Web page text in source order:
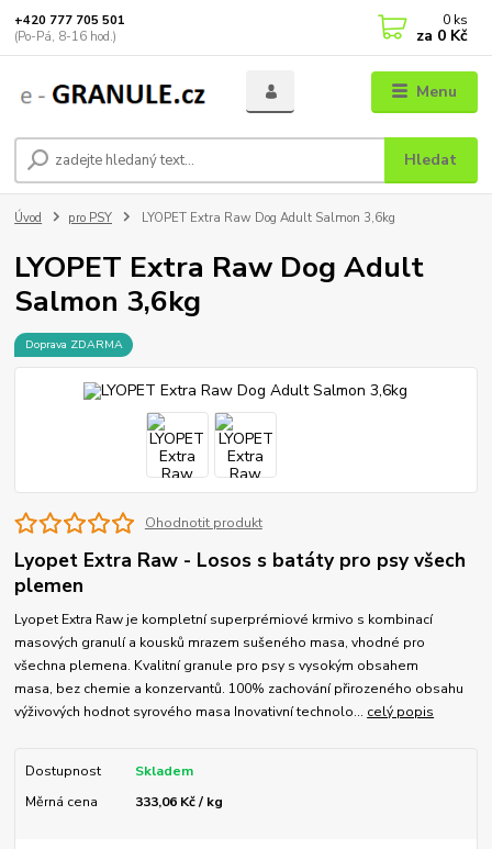
Menu
Hledat
+420 777 705 501
(Po-Pá, 8-16 hod.)
0 ks
za 0 Kč
Úvod pro PSY LYOPET Extra Raw Dog Adult Salmon 3,6kg
LYOPET Extra Raw Dog Adult
Salmon 3,6kg
Doprava ZDARMA
Ohodnotit produkt
Lyopet Extra Raw - Losos s batáty pro psy všech
plemen
Lyopet Extra Raw je kompletní superprémiové krmivo s kombinací
masových granulí a kousků mrazem sušeného masa, vhodné pro
všechna plemena. Kvalitní granule pro psy s vysokým obsahem
masa, bez chemie a konzervantů. 100% zachování přirozeného obsahu
výživových hodnot syrového masa Inovativní technolo... celý popis
Dostupnost
Skladem
Měrná cena
333,06 Kč / kg